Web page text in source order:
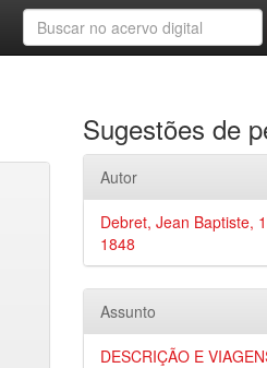
Sugestões de
Autor
Debret, Jean Baptiste,
1848
Assunto
DESCRIÇÃO E